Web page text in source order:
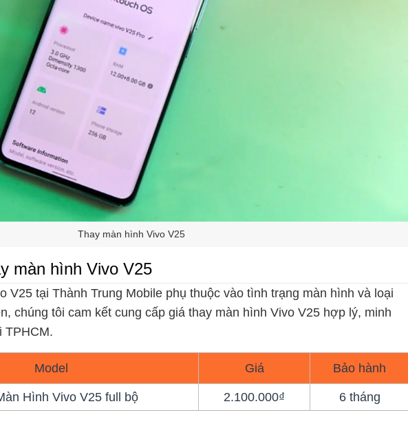
Thay màn hình Vivo V25
màn hình Vivo V25
V25 tại Thành Trung Mobile phụ thuộc vào tình trạng màn hình và loại
chúng tôi cam kết cung cấp giá thay màn hình Vivo V25 hợp lý, minh
TPHCM.
Model Giá Bảo hành
Hình Vivo V25 full bộ 2.100.000₫ 6 tháng